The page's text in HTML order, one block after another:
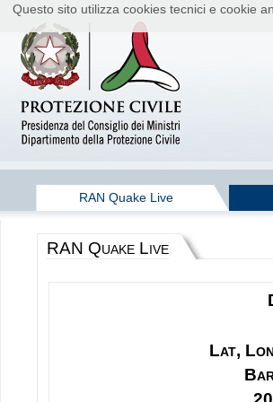
Questo sito utilizza cookies tecnici e cookie
RAN Quake Live
RAN Quake Live
Lat,